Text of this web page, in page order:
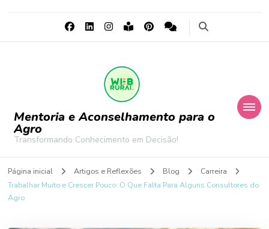
Mentoria e Aconselhamento para o
Agro
Transformando Conhecimento em Decisão!
Página inicial Artigos e Reflexões Blog
Carreira
Trabalhar Muito e Crescer Pouco: O Que Falta Para Alguns Consultores do
Agro